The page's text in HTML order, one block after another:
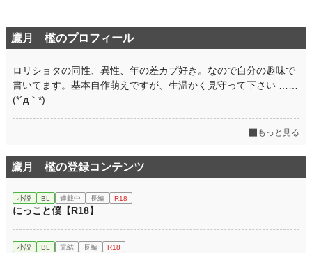
鷹月 檻のプロフィール
ロリショタの同性、異性、年の差カプ好き。なので自分の趣味で
書いてます。基本自作萌えですが、生温かく見守って下さい ……
(*´д｀*)
もっと見る
鷹月 檻の登録コンテンツ
小説 BL 連載中 長編 R18
にっこと僕【R18】
小説 BL 完結 長編 R18